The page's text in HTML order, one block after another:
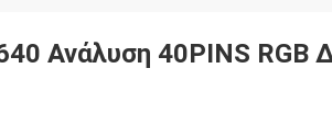
Ανάλυση 40PINS RGB